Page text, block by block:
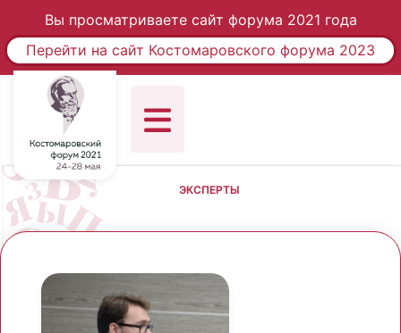
Вы просматриваете сайт форума 2021 года
Перейти на сайт Костомаровского форума 2023
ЭКСПЕРТЫ